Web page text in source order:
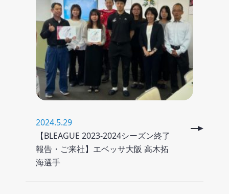
2024.5.29
【BLEAGUE 2023-2024シーズン終了
報告・ご来社】エベッサ大阪 高木拓
海選手